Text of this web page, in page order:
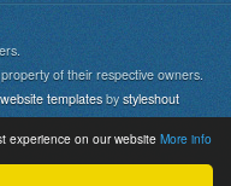
experience on our website More info
of their respective owners.
website templates by styleshout